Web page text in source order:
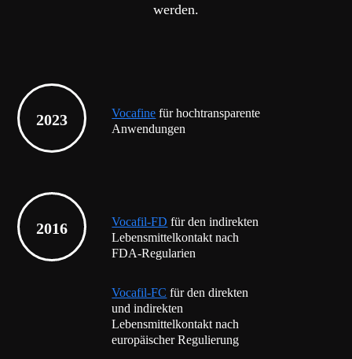
werden.
2023 Vocafine für hochtransparente
Anwendungen
2016 Vocafil-FD für den indirekten
Lebensmittelkontakt nach
FDA-Regularien
Vocafil-FC für den direkten
und indirekten
Lebensmittelkontakt nach
europäischer Regulierung